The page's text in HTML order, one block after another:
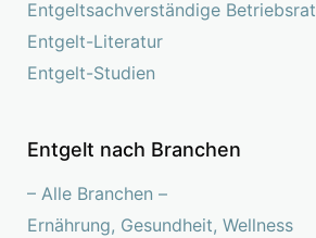
Entgeltsachverständige Betriebsrat
Entgelt-Literatur
Entgelt-Studien
Entgelt nach Branchen
– Alle Branchen –
Ernährung, Gesundheit, Wellness